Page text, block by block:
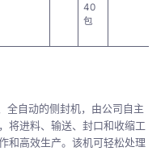
40
包
全自动的侧封机，由公司自主
将进料、输送、封口和收缩工
和高效生产。该机可轻松处理